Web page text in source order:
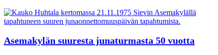
Asemakylän suuresta junaturmasta 50 vuotta